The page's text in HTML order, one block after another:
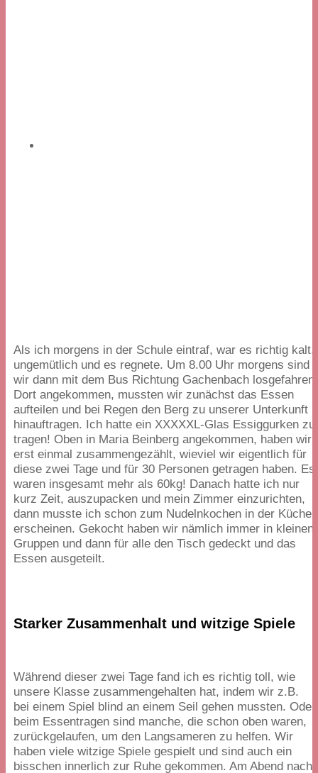
Als ich morgens in der Schule eintraf, war es richtig kalt,
ungemütlich und es regnete. Um8.00 Uhr morgens sind
wir dann mit dem Bus Richtung Gachenbach losgefahren.
Dort angekommen, mussten wir zunächst das Essen
aufteilen und bei Regen den Berg zu unserer Unterkunft
hinauftragen. Ich hatte ein XXXXXL-Glas Essiggurken zu
tragen! Oben in Maria Beinberg angekommen, haben wir
erst einmal zusammengezählt, wieviel wir eigentlich für
diese zwei Tage und für30 Personen getragen haben. Es
waren insgesamt mehr als 60kg! Danach hatte ich nur
kurz Zeit, auszupacken und mein Zimmer einzurichten,
dann musste ich schon zum Nudelnkochen in der Küche
erscheinen. Gekocht haben wir nämlich immer in kleinen
Gruppen und dann für alle den Tisch gedeckt und das
Essen ausgeteilt.
Starker Zusammenhalt und witzige Spiele
Während dieser zwei Tage fand ich es richtig toll, wie
unsere Klasse zusammengehalten hat, indem wir z.B.
bei einem Spiel blind an einem Seil gehen mussten. Oder
beim Essentragen sind manche, die schon oben waren,
zurückgelaufen, um den Langsameren zu helfen. Wir
haben viele witzige Spiele gespielt und sind auch ein
bisschen innerlich zur Ruhe gekommen. Am Abend nach